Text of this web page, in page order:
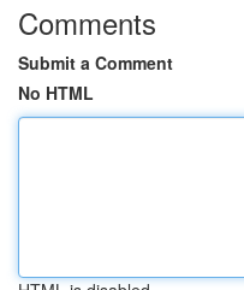
Comments
Submit a Comment
No HTML